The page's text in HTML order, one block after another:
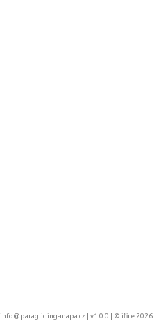
info@paragliding-mapa.cz | v1.0.0 | © ifire 2026